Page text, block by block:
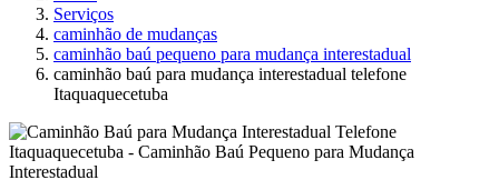
Serviços
caminhão de mudanças
caminhão baú pequeno para mudança interestadual
caminhão baú para mudança interestadual telefone
Itaquaquecetuba